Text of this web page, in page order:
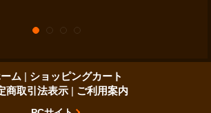
ム | ショッピングカート
商取引法表示 | ご利用案内